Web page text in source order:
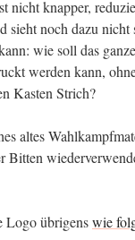
nicht knap­per,
sieht noch dazu
wie soll das
wer­den kann,
Kas­ten Strich?
altes
Bit­ten
Logo übri­genswie